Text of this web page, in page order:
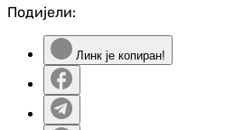
Подијели:
Линк је копиран!